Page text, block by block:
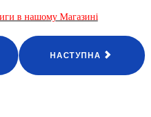
в нашому Магазині
НАСТУПНА